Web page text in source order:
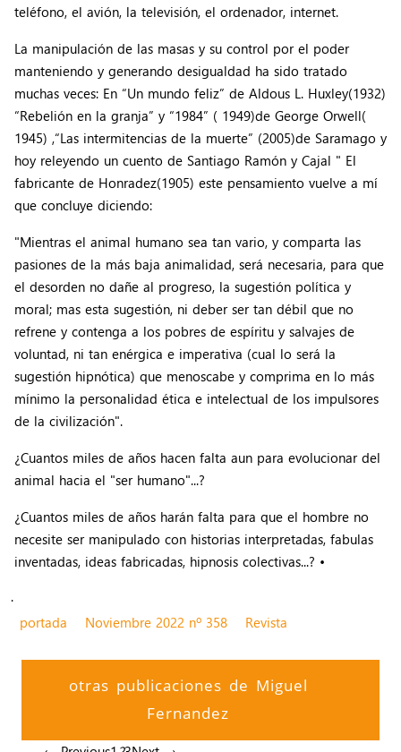
teléfono, el avión, la televisión, el ordenador, internet.
La manipulación de las masas y su control por el poder
manteniendo y generando desigualdad ha sido tratado
muchas veces: En “Un mundo feliz” de Aldous L. Huxley(1932)
“Rebelión en la granja” y “1984” ( 1949)de George Orwell(
1945) ,“Las intermitencias de la muerte” (2005)de Saramago y
hoy releyendo un cuento de Santiago Ramón y Cajal " El
fabricante de Honradez(1905) este pensamiento vuelve a mí
que concluye diciendo:
"Mientras el animal humano sea tan vario, y comparta las
pasiones de la más baja animalidad, será necesaria, para que
el desorden no dañe al progreso, la sugestión política y
moral; mas esta sugestión, ni deber ser tan débil que no
refrene y contenga a los pobres de espíritu y salvajes de
voluntad, ni tan enérgica e imperativa (cual lo será la
sugestión hipnótica) que menoscabe y comprima en lo más
mínimo la personalidad ética e intelectual de los impulsores
de la civilización".
¿Cuantos miles de años hacen falta aun para evolucionar del
animal hacia el "ser humano"...?
¿Cuantos miles de años harán falta para que el hombre no
necesite ser manipulado con historias interpretadas, fabulas
inventadas, ideas fabricadas, hipnosis colectivas...? •
.
portada
Noviembre 2022 nº 358 Revista
otras publicaciones de Miguel
Fernandez